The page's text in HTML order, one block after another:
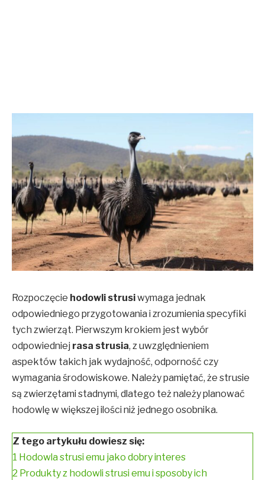
Rozpoczęcie hodowli strusiwymaga jednak
odpowiedniego przygotowania i zrozumienia specyfiki
tych zwierząt. Pierwszym krokiem jest wybór
odpowiedniej rasa strusia, z uwzględnieniem
aspektów takich jak wydajność, odporność czy
wymagania środowiskowe. Należy pamiętać, że strusie
są zwierzętami stadnymi, dlatego też należy planować
hodowlę w większej ilości niż jednego osobnika.
Z tego artykułu dowiesz się:
1 Hodowla strusi emu jako dobry interes
2 Produkty z hodowli strusi emu i sposoby ich